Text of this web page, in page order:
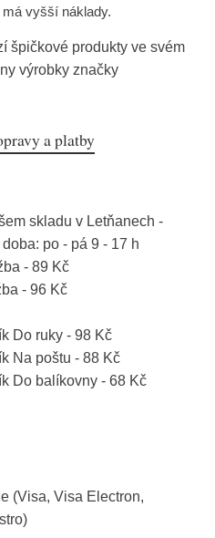
má vyšší náklady.
špičkové produkty ve svém
výrobky značky
a platby
skladu v Letňanech -
po - pá 9 - 17 h
- 89 Kč
- 96 Kč
Do ruky - 98 Kč
Na poštu - 88 Kč
Do balíkovny - 68 Kč
(Visa, Visa Electron,